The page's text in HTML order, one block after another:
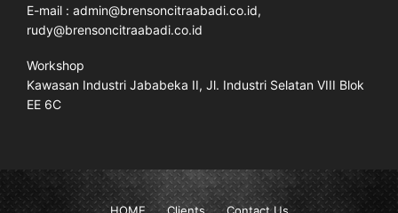
E-mail : admin@brensoncitraabadi.co.id,
rudy@brensoncitraabadi.co.id
Workshop
Kawasan Industri Jababeka II, Jl. Industri Selatan VIII Blok
EE 6C